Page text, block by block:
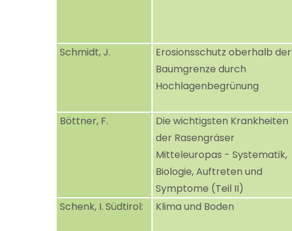
Schmidt, J.
Erosionsschutz oberhalb der
Baumgrenze durch
Hochlagenbegrünung
Böttner, F.
Die wichtigsten Krankheiten
der Rasengräser
Mitteleuropas - Systematik,
Biologie, Auftreten und
Symptome (Teil II)
Schenk, I. Südtirol:
Klima und Boden